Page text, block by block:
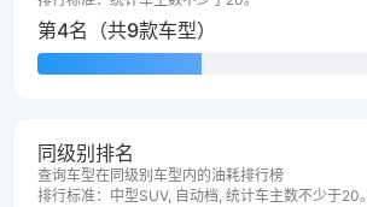
第4名（共9款车型）
同级别排名
查询车型在同级别车型内的油耗排行榜
排行标准：中型SUV, 自动档, 统计车主数不少于20。